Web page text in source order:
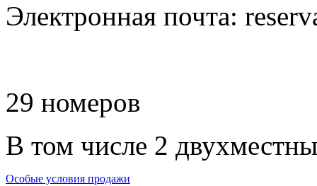
Электронная почта:
29 номеров
В том числе 2
Особые условия продажи